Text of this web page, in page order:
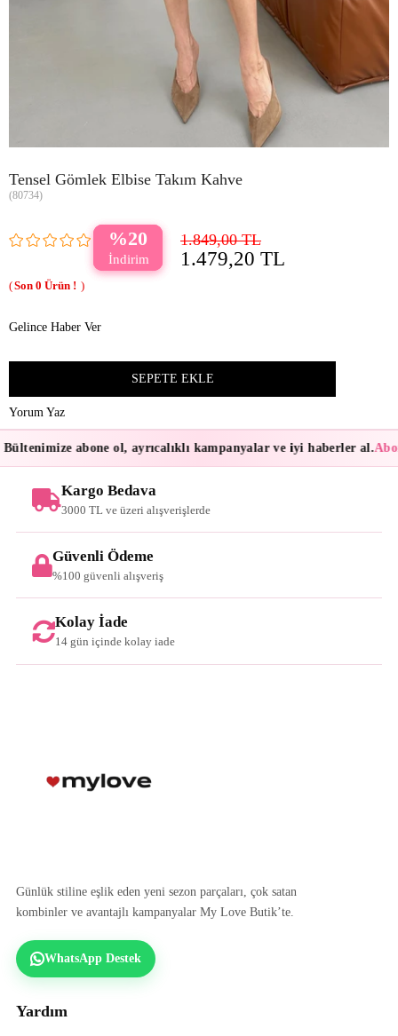
Tensel Gömlek Elbise Takım Kahve
(80734)
20 1.849,00 TL
1.479,20 TL
0
Gelince Haber Ver
Yorum Yaz
abone ol, ayrıcalıklı kampanyalar ve iyi haberler al.
Kargo Bedava
3000 TL ve üzeri alışverişlerde
Güvenli Ödeme
%100 güvenli alışveriş
Kolay İade
14 gün içinde kolay iade
Günlük stiline eşlik eden yeni sezon parçaları, çok satan
kombinler ve avantajlı kampanyalar My Love Butik’te.
WhatsApp Destek
Yardım